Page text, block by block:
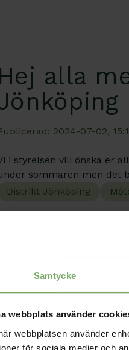
Samtycke
webbplats använder
webbplatsen använder
för sociala medier och
Hej alla
2024-07-02,
i styrelsen vill önska er
sommaren men det
Distrikt Jönköping
2024-07-02,